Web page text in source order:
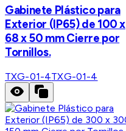
Gabinete Plástico para
Exterior (IP65) de 100 x
68 x 50 mm Cierre por
Tornillos.
TXG-01-4TXG-01-4